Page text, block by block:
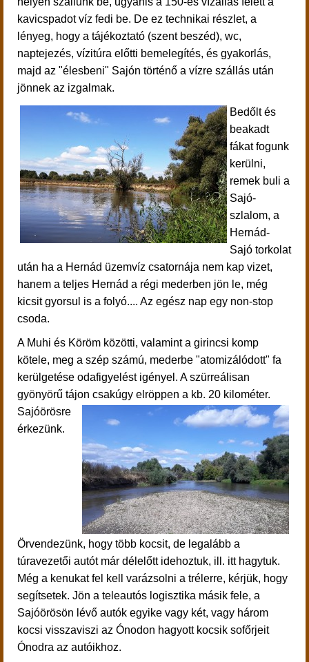
kavicspadot víz fedi be. De ez technikai részlet, a
lényeg, hogy a tájékoztató (szent beszéd), wc,
naptejezés, vízitúra előtti bemelegítés, és gyakorlás,
majd az "élesbeni" Sajón történő a vízre szállás után
jönnek az izgalmak.
Bedőlt és
beakadt
fákat fogunk
kerülni,
remek buli a
Sajó-
szlalom, a
Hernád-
Sajó torkolat
után ha a Hernád üzemvíz csatornája nem kap vizet,
hanem a teljes Hernád a régi mederben jön le, még
kicsit gyorsul is a folyó.... Az egész nap egy non-stop
csoda.
A Muhi és Köröm közötti, valamint a girincsi komp
kötele, meg a szép számú, mederbe "atomizálódott" fa
kerülgetése odafigyelést igényel. A szürreálisan
gyönyörű tájon csakúgy elröppen a kb. 20 kilométer.
Sajóörösre
érkezünk.
Örvendezünk, hogy több kocsit, de legalább a
túravezetői autót már délelőtt idehoztuk, ill. itt hagytuk.
Még a kenukat fel kell varázsolni a trélerre, kérjük, hogy
segítsetek. Jön a teleautós logisztika másik fele, a
Sajóörösön lévő autók egyike vagy két, vagy három
kocsi visszaviszi az Ónodon hagyott kocsik sofőrjeit
Ónodra az autóikhoz.